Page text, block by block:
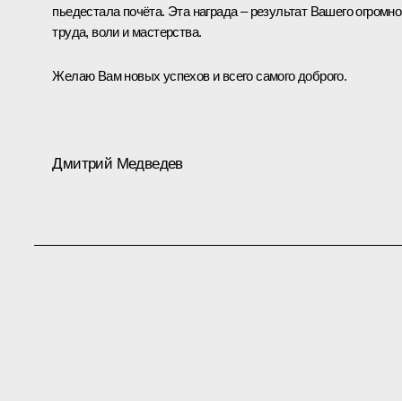
пьедестала почёта. Эта награда – результат Вашего
труда, воли и мастерства.
Желаю Вам новых успехов и всего самого доброго.
Дмитрий Медведев